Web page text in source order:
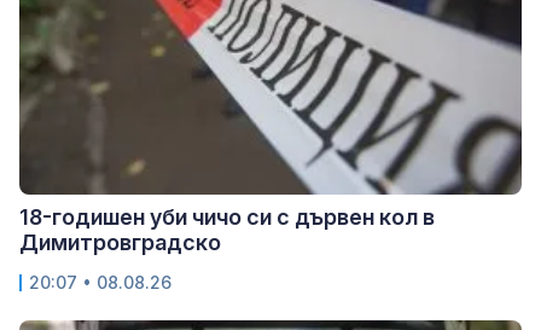
18-годишен уби чичо си с дървен кол в
Димитровградско
20:07 • 08.08.26